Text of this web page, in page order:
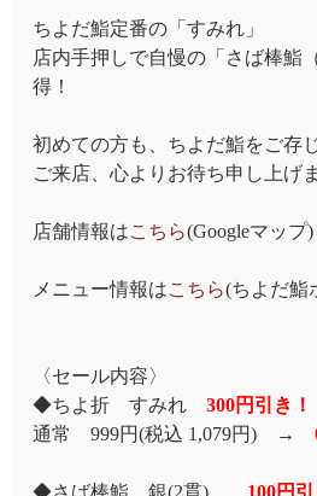
ちよだ鮨定番の「すみれ」
店内手押しで自慢の「さば棒鮨
得！
初めての方も、ちよだ鮨をご存
ご来店、心よりお待ち申し上げ
店舗情報はこちら(Googleマップ)
メニュー情報はこちら(ちよだ鮨
〈セール内容〉
◆ちよ折 すみれ 300円引き！
通常 999円(税込 1,079円) →